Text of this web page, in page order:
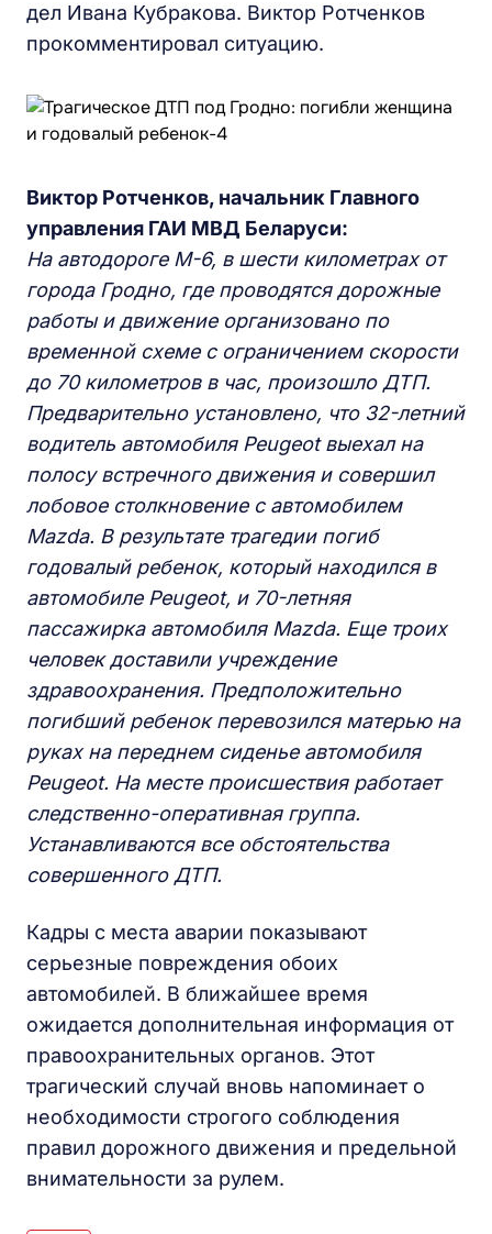
дел Ивана Кубракова. Виктор Ротченков
прокомментировал ситуацию.
Виктор Ротченков, начальник Главного
управления ГАИ МВД Беларуси:
На автодороге М-6, в шести километрах от
города Гродно, где проводятся дорожные
работы и движение организовано по
временной схеме с ограничением скорости
до 70 километров в час, произошло ДТП.
Предварительно установлено, что 32-летний
водитель автомобиля Peugeot выехал на
полосу встречного движения и совершил
лобовое столкновение с автомобилем
Mazda. В результате трагедии погиб
годовалый ребенок, который находился в
автомобиле Peugeot, и 70-летняя
пассажирка автомобиля Mazda. Еще троих
человек доставили учреждение
здравоохранения. Предположительно
погибший ребенок перевозился матерью на
руках на переднем сиденье автомобиля
Peugeot. На месте происшествия работает
следственно-оперативная группа.
Устанавливаются все обстоятельства
совершенного ДТП.
Кадры с места аварии показывают
серьезные повреждения обоих
автомобилей. В ближайшее время
ожидается дополнительная информация от
правоохранительных органов. Этот
трагический случай вновь напоминает о
необходимости строгого соблюдения
правил дорожного движения и предельной
внимательности за рулем.